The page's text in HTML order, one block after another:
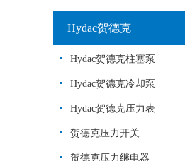
Hydac贺德克
Hydac贺德克柱塞泵
Hydac贺德克冷却泵
Hydac贺德克压力表
贺德克压力开关
贺德克压力继电器